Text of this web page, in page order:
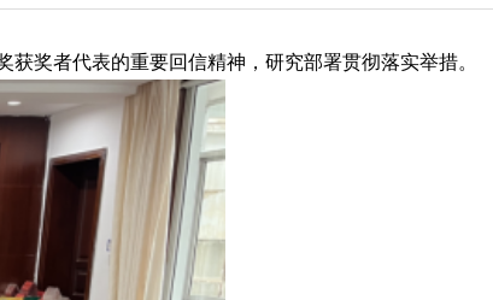
奖者代表的重要回信精神，研究部署贯彻落实举措。